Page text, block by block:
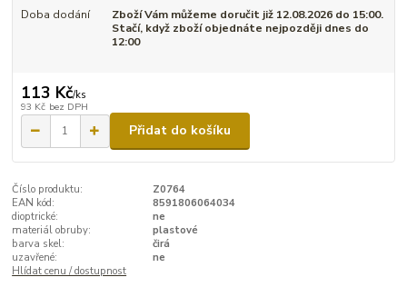
Doba dodání
Zboží Vám můžeme doručit již 12.08.2026 do 15:00.
Stačí, když zboží objednáte nejpozději dnes do
12:00
113 Kč/ks
93 Kč bez DPH
Přidat do košíku
Číslo produktu:
Z0764
EAN kód:
8591806064034
dioptrické:
ne
materiál obruby:
plastové
barva skel:
čirá
uzavřené:
ne
Hlídat cenu / dostupnost